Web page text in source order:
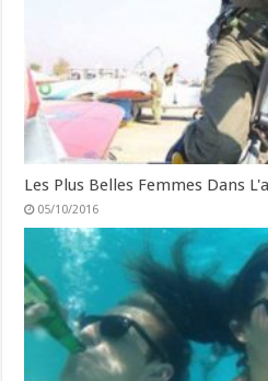
Les Plus Belles Femmes Dans
05/10/2016